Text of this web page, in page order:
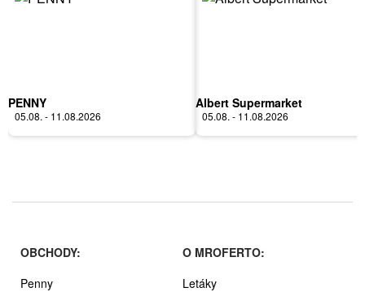
PENNY
05.08. - 11.08.2026
Albert Supermarket
05.08. - 11.08.2026
OBCHODY:
Penny
O MROFERTO:
Letáky